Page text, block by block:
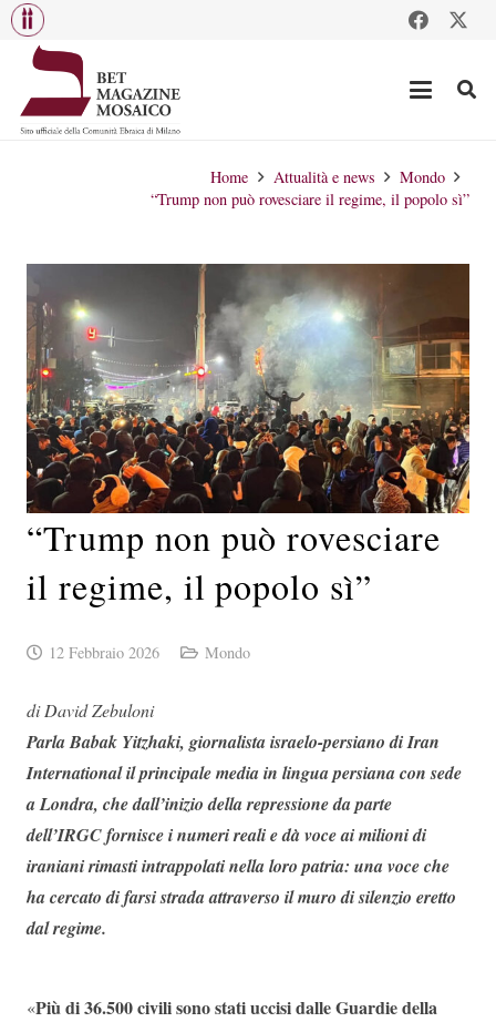
Home Attualità e news
Mondo
“Trump non può rovesciare il regime, il popolo sì”
“Trump non può rovesciare
il regime, il popolo sì”
12 Febbraio 2026 Mondo
di David Zebuloni
Parla Babak Yitzhaki, giornalista israelo-persiano di Iran
International il principale media in lingua persiana con sede
a Londra, che dall’inizio della repressione da parte
dell’IRGC fornisce i numeri reali e dà voce ai milioni di
iraniani rimasti intrappolati nella loro patria: una voce che
ha cercato di farsi strada attraverso il muro di silenzio eretto
dal regime.
«Più di 36.500 civili sono stati uccisi dalle Guardie della